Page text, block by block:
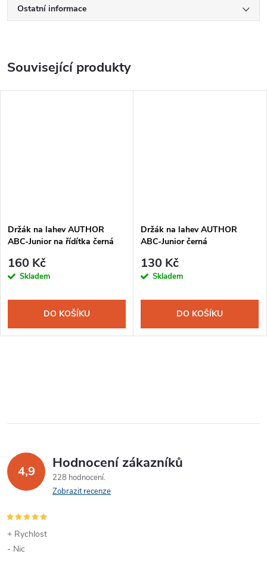
Ostatní informace
Související produkty
Držák na lahev AUTHOR
ABC-Junior na řídítka černá
160 Kč
Skladem
DO KOŠÍKU
Držák na lahev AUTHOR
ABC-Junior černá
130 Kč
Skladem
DO KOŠÍKU
4,9 Hodnocení zákazníků
228 hodnocení
Zobrazit recenze
+ Rychlost
- Nic